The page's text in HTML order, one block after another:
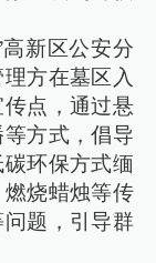
新区公安分
方在墓区入
点，通过悬
方式，倡导
环保方式缅
烧蜡烛等传
题，引导群